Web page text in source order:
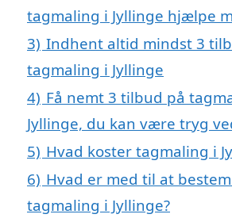
tagmaling i Jyllinge hjælpe
3) Indhent altid mindst 3
tagmaling i Jyllinge
4) Få nemt 3 tilbud på
Jyllinge, du kan være tryg
5) Hvad koster tagmaling i
6) Hvad er med til at
tagmaling i Jyllinge?